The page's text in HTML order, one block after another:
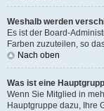
Weshalb werden
Es ist der Board-
Farben zuzuteilen, so
Nach oben
Was ist eine
Wenn Sie Mitglied in
Hauptgruppe dazu, Ihre